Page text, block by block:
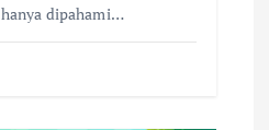
dipahami…